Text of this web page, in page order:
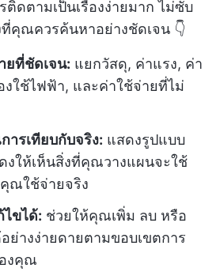
ติดตามเป็นเรื่องง่ายมาก ไม่ซับ
คุณควรค้นหาอย่างชัดเจน 👇
ยที่ชัดเจน: แยกวัสดุ, ค่าแรง, ค่า
งใช้ไฟฟ้า, และค่าใช้จ่ายที่ไม่
รเทียบกับจริง: แสดงรูปแบบ
งให้เห็นสิ่งที่คุณวางแผนจะใช้
ณใช้จ่ายจริง
ขได้: ช่วยให้คุณเพิ่ม ลบ หรือ
ย่างง่ายดายตามขอบเขตการ
งคุณ